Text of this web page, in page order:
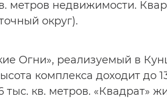
метров недвижимости.
округ).
Огни», реализуемый в
комплекса доходит до
кв. метров. «Квадрат»